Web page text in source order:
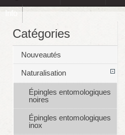
Info
Catégories
Nouveautés
Naturalisation
Épingles entomologiques
noires
Épingles entomologiques
inox